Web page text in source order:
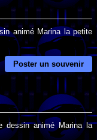
animé Marina la petite
Poster un souvenir
dessin animé Marina la